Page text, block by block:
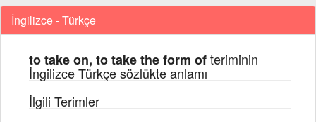
İngilizce - Türkçe
to take on, to take the form ofteriminin
İngilizce Türkçe sözlükte anlamı
İlgili Terimler